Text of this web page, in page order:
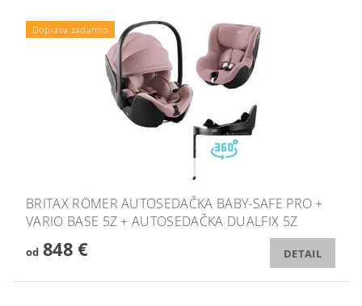
Doprava zadarmo
BRITAX RÖMER AUTOSEDAČKA BABY-SAFE PRO +
VARIO BASE 5Z + AUTOSEDAČKA DUALFIX 5Z
od848 € DETAIL